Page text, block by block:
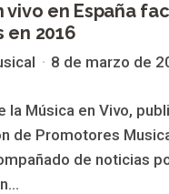
vivo en España
en 2016
8 de marzo de
la Música en Vivo,
de Promotores
de noticias